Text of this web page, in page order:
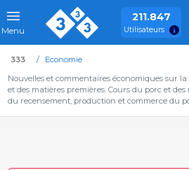
Menu
211.847
Utilisateurs
333
Economie
Nouvelles et commentaires économiques sur
et des matières premières. Cours du porc et
du recensement, production et commerce du